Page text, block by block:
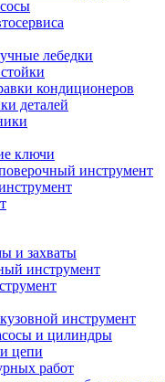
лебедки
кондиционеров
деталей
ключи
инструмент
и захваты
инструмент
инструмент
и цилиндры
цепи
работ